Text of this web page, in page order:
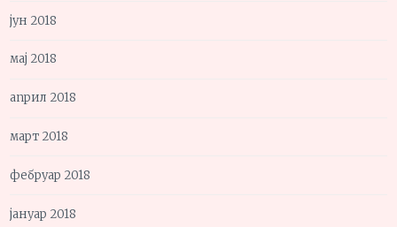
јун 2018
мај 2018
април 2018
март 2018
фебруар 2018
јануар 2018